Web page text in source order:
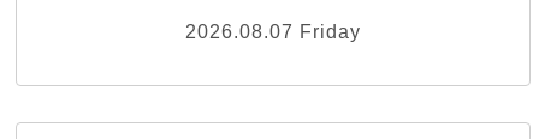
2026.08.07 Friday